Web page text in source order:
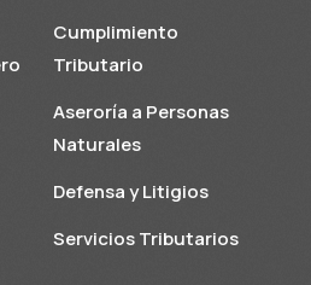
Cumplimiento
Tributario
Aseroría a Personas
Naturales
Defensa y Litigios
Servicios Tributarios